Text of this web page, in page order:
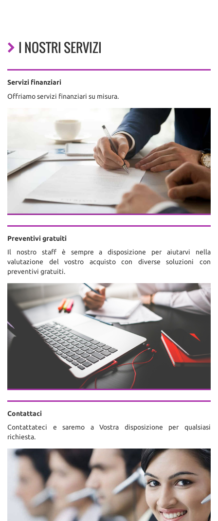
I NOSTRI SERVIZI
Servizi finanziari
Offriamo servizi finanziari su misura.
Preventivi gratuiti
Il nostro staff è sempre a disposizione per aiutarvi nella
valutazione del vostro acquisto con diverse soluzioni con
preventivi gratuiti.
Contattaci
Contattateci e saremo a Vostra disposizione per qualsiasi
richiesta.